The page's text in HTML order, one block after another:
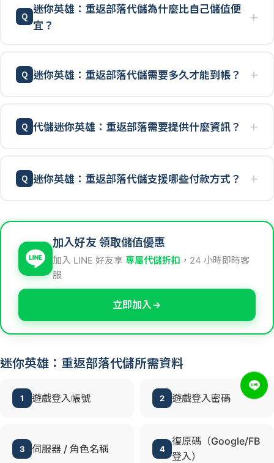
迷你英雄：重返部落代儲為什麼比自己儲值便
宜？
迷你英雄：重返部落代儲需要多久才能到帳？
代儲迷你英雄：重返部落需要提供什麼資訊？
迷你英雄：重返部落代儲支援哪些付款方式？
加入好友 領取儲值優惠
加入 LINE 好友享 專屬代儲折扣 ，24 小時即時客
服
立即加入
迷你英雄：重返部落代儲所需資料
1 遊戲登入帳號 2 遊戲登入密碼
3 伺服器 / 角色名稱 4
復原碼（Google/FB
登入）